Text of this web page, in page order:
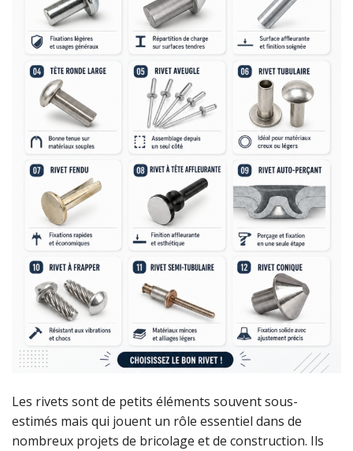
Les rivets sont de petits éléments souvent sous-
estimés mais qui jouent un rôle essentiel dans de
nombreux projets de bricolage et de construction. Ils